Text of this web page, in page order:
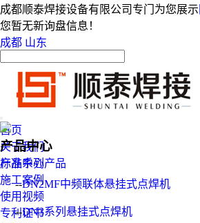
成都顺泰焊接设备有限公司专门为您展示
您暂无新询盘信息！
成都 山东
首页
关于我们
产品中心
施工案例
使用视频
专利证书
产品中心
标准系列产品
--DN2MF中频联体悬挂式点焊机
--DN3系列悬挂式点焊机